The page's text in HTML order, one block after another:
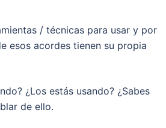
/ técnicas para usar y por
esos acordes tienen su propia
¿Los estás usando? ¿Sabes
de ello.